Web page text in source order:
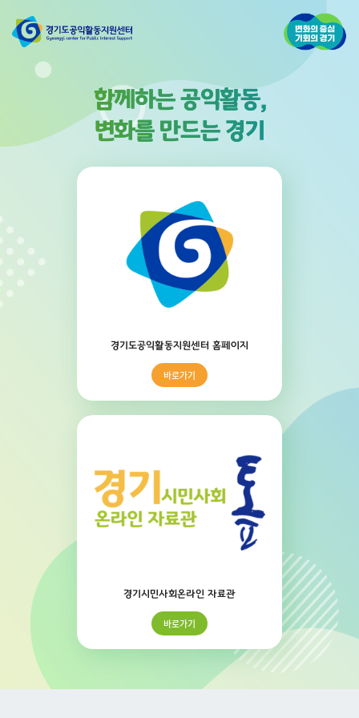
함께하는 공익활동,
변화를 만드는 경기
경기도공익활동지원센터 홈페이지
바로가기
경기시민사회온라인 자료관
바로가기